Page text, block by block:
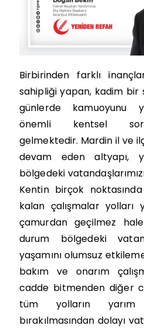
Birbirinden farklı
sahipliği yapan, kadim bir
günlerde kamuoyunu
önemli kentsel
gelmektedir. Mardin il ve
devam eden altyapı,
bölgedeki
Kentin birçok
kalan çalışmalar yolları
çamurdan geçilmez
durum bölgedeki
yaşamını olumsuz
bakım ve onarım
cadde bitmenden diğer
tüm yolların yarım
bırakılmasından dolayı